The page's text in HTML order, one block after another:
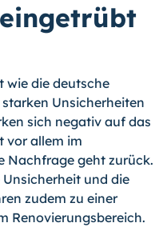
wie die deutsche
Unsicherheiten
sich negativ auf das
vor allem im
Nachfrage geht zurück.
und die
zudem zu einer
Renovierungsbereich.